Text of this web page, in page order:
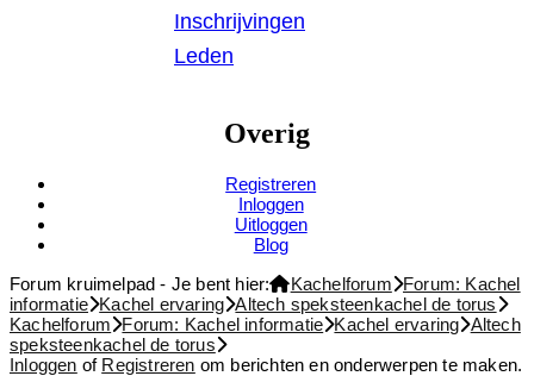
Inschrijvingen
Leden
Overig
Registreren
Inloggen
Uitloggen
Blog
Forum kruimelpad - Je bent hier:
Kachelforum Forum: Kachel
informatie Kachel ervaring Altech speksteenkachel de torus
Kachelforum
Forum: Kachel informatie Kachel ervaring Altech
speksteenkachel de torus
Inloggen of Registreren om berichten en onderwerpen te maken.